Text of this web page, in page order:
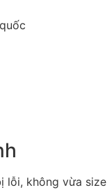
lỗi, không vừa size